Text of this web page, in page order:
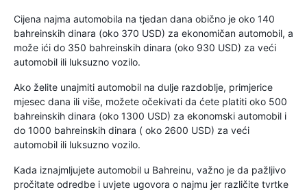
Cijena najma automobila na tjedan dana obično je oko 140
bahreinskih dinara (oko 370 USD) za ekonomičan automobil, a
može ići do 350 bahreinskih dinara (oko 930 USD) za veći
automobil ili luksuzno vozilo.
Ako želite unajmiti automobil na dulje razdoblje, primjerice
mjesec dana ili više, možete očekivati ​​da ćete platiti oko 500
bahreinskih dinara (oko 1300 USD) za ekonomski automobil i
do 1000 bahreinskih dinara ( oko 2600 USD) za veći
automobil ili luksuzno vozilo.
Kada iznajmljujete automobil u Bahreinu, važno je da pažljivo
pročitate odredbe i uvjete ugovora o najmu jer različite tvrtke